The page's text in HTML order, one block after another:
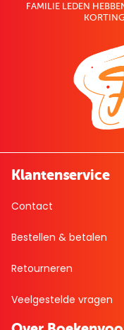
FAMILIE LEDEN
Klantenservice
Contact
Bestellen & betalen
Retourneren
Veelgestelde vragen